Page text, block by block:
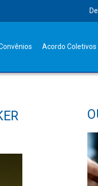
Acordo Coletivos